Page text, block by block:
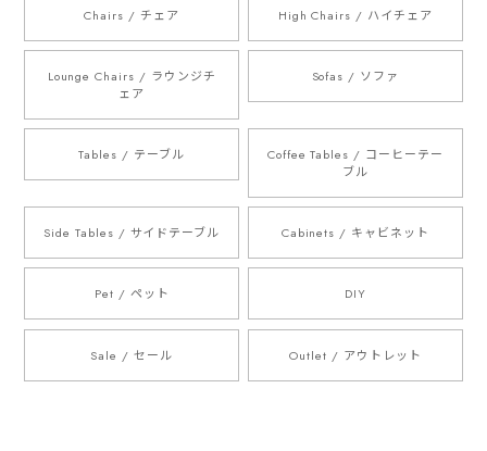
Chairs / チェア High Chairs / ハイチェア
Lounge Chairs / ラウンジチ
ェア
Sofas / ソファ
Tables / テーブル
Coffee Tables / コーヒーテー
ブル
Side Tables / サイドテーブル Cabinets / キャビネット
Pet / ペット DIY
Sale / セール Outlet / アウトレット